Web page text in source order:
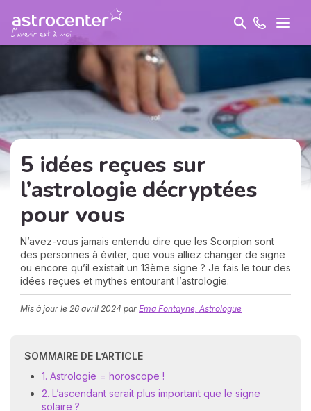
5 idées reçues sur
l’astrologie décryptées
pour vous
N’avez-vous jamais entendu dire que les Scorpion sont
des personnes à éviter, que vous alliez changer de signe
ou encore qu’il existait un 13ème signe ? Je fais le tour des
idées reçues et mythes entourant l’astrologie.
Mis à jour le 26 avril 2024 par Ema Fontayne, Astrologue
SOMMAIRE DE L’ARTICLE
1. Astrologie = horoscope !
2. L’ascendant serait plus important que le signe
solaire ?